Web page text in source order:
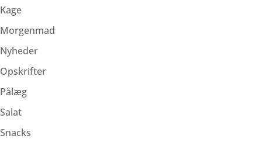
Kage
Morgenmad
Nyheder
Opskrifter
Pålæg
Salat
Snacks